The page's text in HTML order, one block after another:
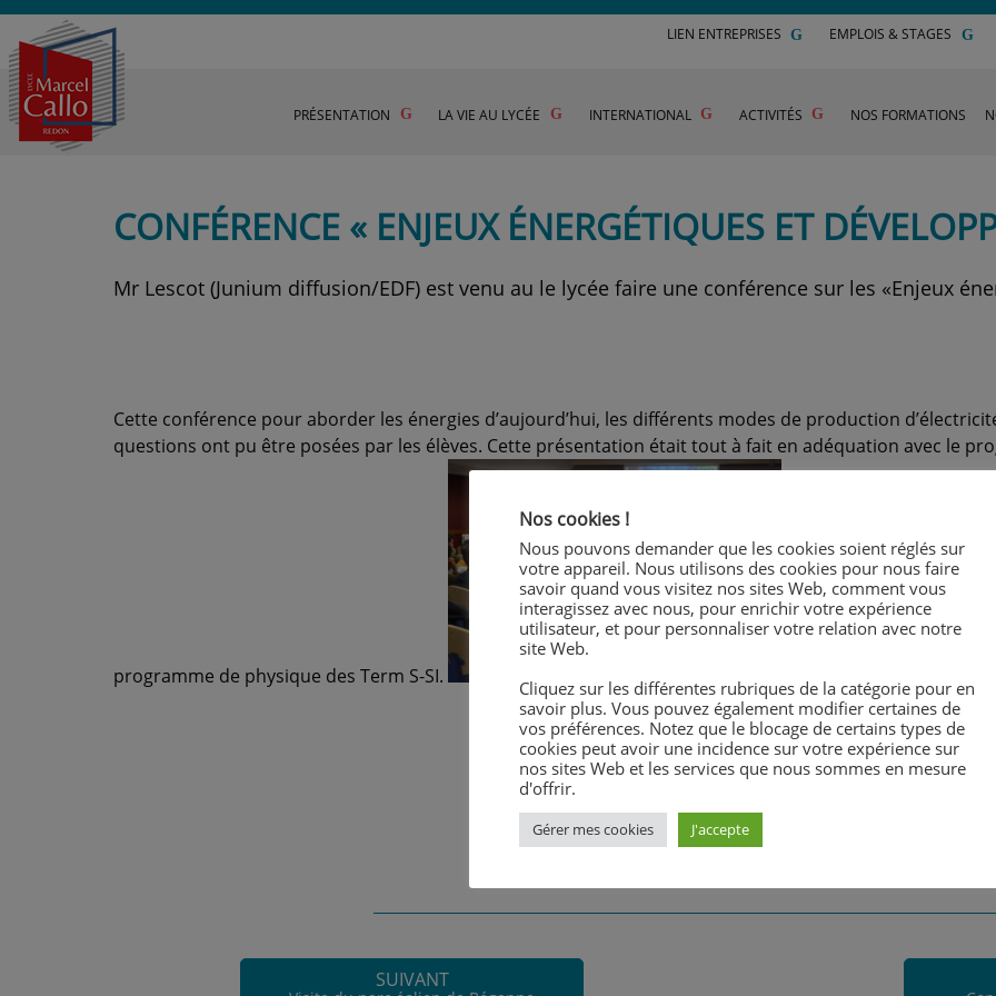
LIEN ENTREPRISES EMPLOIS & STAGES
PRÉSENTATION LA VIE AU LYCÉE INTERNATIONAL ACTIVITÉS NOS FORMATIONS
CONFÉRENCE « ENJEUX ÉNERGÉTIQUES ET
Mr Lescot (Junium diffusion/EDF) est venu au le lycée faire une conférence sur les «Enjeux
Cette conférence pour aborder les énergies d’aujourd’hui, les différents modes de production
questions ont pu être posées par les élèves. Cette présentation était tout à fait en adéquation avec le
programme de physique des Term S-SI.
SUIVANT
Nos cookies !
Nous pouvons demander que les cookies soient réglés sur
votre appareil. Nous utilisons des cookies pour nous faire
savoir quand vous visitez nos sites Web, comment vous
interagissez avec nous, pour enrichir votre expérience
utilisateur, et pour personnaliser votre relation avec notre
site Web.
Cliquez sur les différentes rubriques de la catégorie pour en
savoir plus. Vous pouvez également modifier certaines de
vos préférences. Notez que le blocage de certains types de
cookies peut avoir une incidence sur votre expérience sur
nos sites Web et les services que nous sommes en mesure
d'offrir.
Gérer mes cookies J'accepte